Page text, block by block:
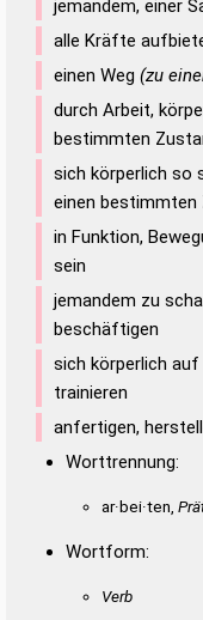
jemandem, einer
alle Kräfte
einen Weg (zu
durch Arbeit,
bestimmten
sich körperlich so
einen bestimmten
in Funktion,
sein
jemandem zu
beschäftigen
sich körperlich
trainieren
anfertigen,
Worttrennung:
ar·bei·ten,
Wortform:
Verb